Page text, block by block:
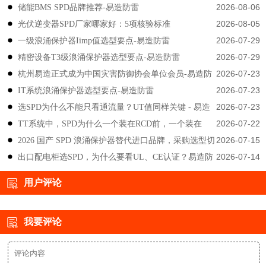
2026-08-06
储能BMS SPD品牌推荐-易造防雷
2026-08-05
光伏逆变器SPD厂家哪家好：5项核验标准
2026-07-29
一级浪涌保护器Iimp值选型要点-易造防雷
2026-07-29
精密设备T3级浪涌保护器选型要点-易造防雷
2026-07-23
杭州易造正式成为中国灾害防御协会单位会员-易造防
雷
2026-07-23
IT系统浪涌保护器选型要点-易造防雷
2026-07-23
选SPD为什么不能只看通流量？UT值同样关键 - 易造
防雷
2026-07-22
TT系统中，SPD为什么一个装在RCD前，一个装在
后？-易造防雷
2026-07-15
2026 国产 SPD 浪涌保护器替代进口品牌，采购选型切
勿只对比价格-易造防雷
2026-07-14
出口配电柜选SPD，为什么要看UL、CE认证？易造防
雷技术解答
用户评论
我要评论